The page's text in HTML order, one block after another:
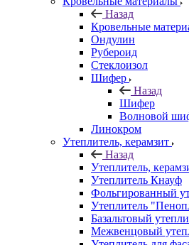
Назад
Кровельные
Ондулин
Рубероид
Стеклоизол
Шифер
Назад
Шифер
Волновой
Линокром
Утеплитель, керамзит
Назад
Утеплитель,
Утеплитель Кнауф
Фольгированный
Утеплитель
Базальтовый
Межвенцовый